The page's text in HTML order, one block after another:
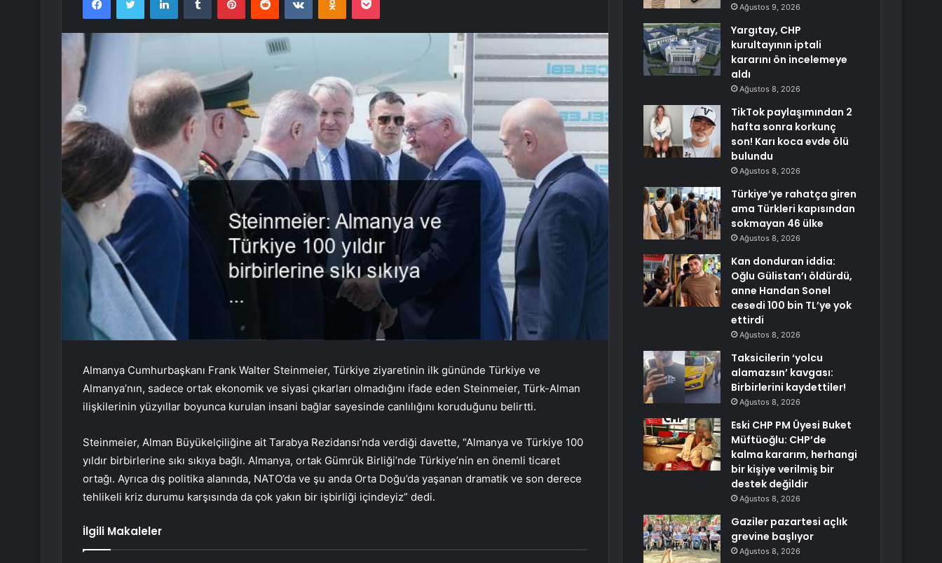
Almanya Cumhurbaşkanı Frank Walter Steinmeier, Türkiye ziyaretinin ilk gününde Türkiye ve
Almanya’nın, sadece ortak ekonomik ve siyasi çıkarları olmadığını ifade eden Steinmeier, Türk-Alman
ilişkilerinin yüzyıllar boyunca kurulan insani bağlar sayesinde canlılığını koruduğunu belirtti.
Steinmeier, Alman Büyükelçiliğine ait Tarabya Rezidansı’nda verdiği davette, “Almanya ve Türkiye 100
yıldır birbirlerine sıkı sıkıya bağlı. Almanya, ortak Gümrük Birliği’nde Türkiye’nin en önemli ticaret
ortağı. Ayrıca dış politika alanında, NATO’da ve şu anda Orta Doğu’da yaşanan dramatik ve son derece
tehlikeli kriz durumu karşısında da çok yakın bir işbirliği içindeyiz” dedi.
İlgili Makaleler
Ağustos 9, 2026
Yargıtay, CHP
kurultayının iptali
kararını ön incelemeye
aldı
Ağustos 8, 2026
TikTok paylaşımından 2
hafta sonra korkunç
son! Karı koca evde ölü
bulundu
Ağustos 8, 2026
Türkiye’ye rahatça giren
ama Türkleri kapısından
sokmayan 46 ülke
Ağustos 8, 2026
Kan donduran iddia:
Oğlu Gülistan’ı öldürdü,
anne Handan Sonel
cesedi 100 bin TL’ye yok
ettirdi
Ağustos 8, 2026
Taksicilerin ‘yolcu
alamazsın’ kavgası:
Birbirlerini kaydettiler!
Ağustos 8, 2026
Eski CHP PM Üyesi Buket
Müftüoğlu: CHP’de
kalma kararım, herhangi
bir kişiye verilmiş bir
destek değildir
Ağustos 8, 2026
Gaziler pazartesi açlık
grevine başlıyor
Ağustos 8, 2026